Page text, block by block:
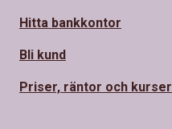
Hitta bankkontor
Bli kund
Priser, räntor och kurser